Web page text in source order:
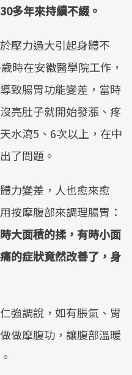
多年來持續不綴。
壓力過大引起身體不
時在安徽醫學院工作，
致腸胃功能變差，當時
亮肚子就開始發漲、疼
水瀉5、6次以上，在中
了問題。
力變差，人也愈來愈
按摩腹部來調理腸胃：
大面積的揉，有時小面
的症狀竟然改善了，身
強調說，如有脹氣、胃
做摩腹功，讓腹部溫暖